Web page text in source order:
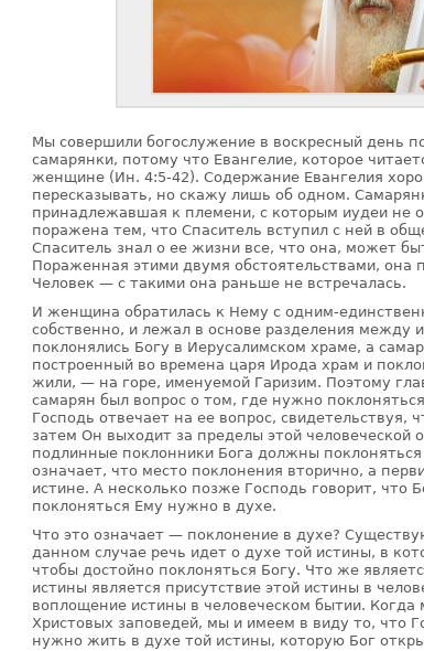
Мы совершили богослужение в воскресный день
самарянки, потому что Евангелие, которое
женщине (Ин. 4:5-42). Содержание Евангелия
пересказывать, но скажу лишь об одном.
принадлежавшая к племени, с которым иудеи не
поражена тем, что Спаситель вступил с ней в
Спаситель знал о ее жизни все, что она, может
Пораженная этими двумя обстоятельствами, она
Человек — с такими она раньше не встречалась.
И женщина обратилась к Нему с одним-
собственно, и лежал в основе разделения между
поклонялись Богу в Иерусалимском храме, а
построенный во времена царя Ирода храм и
жили, — на горе, именуемой Гаризим. Поэтому
самарян был вопрос о том, где нужно
Господь отвечает на ее вопрос, свидетельствуя,
затем Он выходит за пределы этой человеческой
подлинные поклонники Бога должны
означает, что место поклонения вторично, а
истине. А несколько позже Господь говорит, что
поклоняться Ему нужно в духе.
Что это означает — поклонение в духе?
данном случае речь идет о духе той истины, в
чтобы достойно поклоняться Богу. Что же
истины является присутствие этой истины в
воплощение истины в человеческом бытии.
Христовых заповедей, мы и имеем в виду то, что
нужно жить в духе той истины, которую Бог